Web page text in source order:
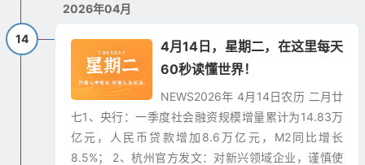
14
4月14日，星期二，在这里每天
60秒读懂世界！
NEWS​2026年 4月14日农历 二月廿
七1、央行：一季度社会融资规模增量累计为14.83万
亿元，人民币贷款增加8.6万亿元，M2同比增长
8.5%； 2、杭州官方发文：对新兴领域企业，谨慎使
2026年04月